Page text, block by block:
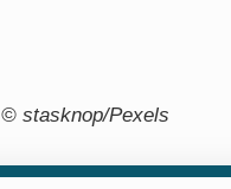
© stasknop/Pexels